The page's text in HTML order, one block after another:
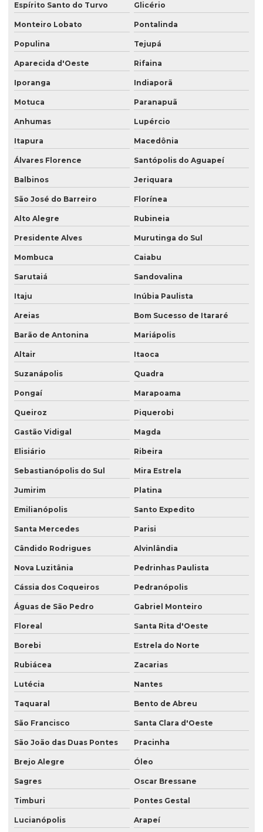
Espírito Santo do Turvo Glicério
Monteiro Lobato Pontalinda
Populina Tejupá
Aparecida d'Oeste Rifaina
Iporanga Indiaporã
Motuca Paranapuã
Anhumas Lupércio
Itapura Macedônia
Álvares Florence Santópolis do Aguapeí
Balbinos Jeriquara
São José do Barreiro Florínea
Alto Alegre Rubineia
Presidente Alves Murutinga do Sul
Mombuca Caiabu
Sarutaiá Sandovalina
Itaju Inúbia Paulista
Areias Bom Sucesso de Itararé
Barão de Antonina Mariápolis
Altair Itaoca
Suzanápolis Quadra
Pongaí Marapoama
Queiroz Piquerobi
Gastão Vidigal Magda
Elisiário Ribeira
Sebastianópolis do Sul Mira Estrela
Jumirim Platina
Emilianópolis Santo Expedito
Santa Mercedes Parisi
Cândido Rodrigues Alvinlândia
Nova Luzitânia Pedrinhas Paulista
Cássia dos Coqueiros Pedranópolis
Águas de São Pedro Gabriel Monteiro
Floreal Santa Rita d'Oeste
Borebi Estrela do Norte
Rubiácea Zacarias
Lutécia Nantes
Taquaral Bento de Abreu
São Francisco Santa Clara d'Oeste
São João das Duas Pontes Pracinha
Brejo Alegre Óleo
Sagres Oscar Bressane
Timburi Pontes Gestal
Lucianópolis Arapeí